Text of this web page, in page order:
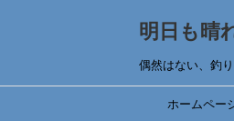
明日も晴
偶然はない、釣
ホームペー